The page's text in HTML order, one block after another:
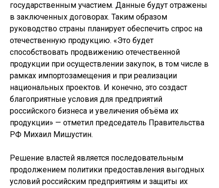
государственным участием. Данные будут отражены
в заключенных договорах. Таким образом
руководство страны планирует обеспечить спрос на
отечественную продукцию. «Это будет
способствовать продвижению отечественной
продукции при осуществлении закупок, в том числе в
рамках импортозамещения и при реализации
национальных проектов. И конечно, это создаст
благоприятные условия для предприятий
российского бизнеса и увеличения объёма их
продукции» — отметил председатель Правительства
РФ Михаил Мишустин.
Решение властей является последовательным
продолжением политики предоставления выгодных
условий российским предприятиям и защиты их